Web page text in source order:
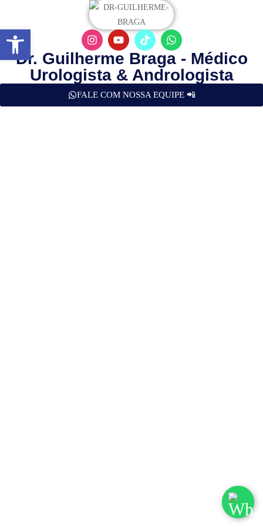
Dr. Guilherme Braga - Médico
Urologista & Andrologista
FALE COM NOSSA EQUIPE 📲
Abrir a barra de ferramentas